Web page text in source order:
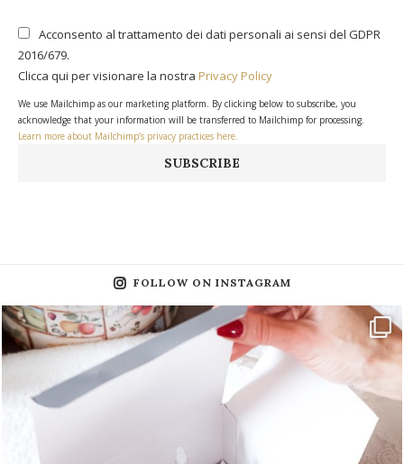
Acconsento al trattamento dei dati personali ai sensi del GDPR
2016/679.
Clicca qui per visionare la nostra Privacy Policy
We use Mailchimp as our marketing platform. By clicking below to subscribe, you
acknowledge that your information will be transferred to Mailchimp for processing.
Learn more about Mailchimp’s privacy practices here.
FOLLOW ON INSTAGRAM